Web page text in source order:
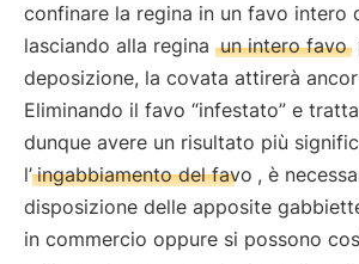
confinare la regina in un favo intero
lasciando alla regina un intero favo
deposizione, la covata attirerà
Eliminando il favo “infestato” e
dunque avere un risultato più
l’ ingabbiamento del favo , è
disposizione delle apposite
in commercio oppure si possono